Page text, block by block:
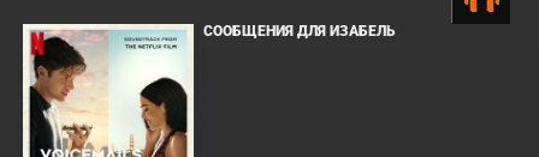
СООБЩЕНИЯ ДЛЯ ИЗАБЕЛЬ